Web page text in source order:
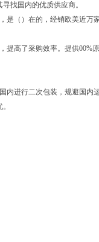
找国内的优质供应商。
（）在的，经销欧美近万
高了采购效率。提供00%
进行二次包装，规避国内运